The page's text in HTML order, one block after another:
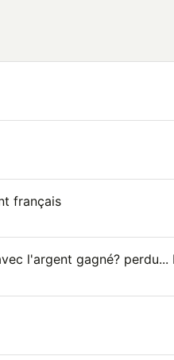
français
l'argent gagné? perdu...